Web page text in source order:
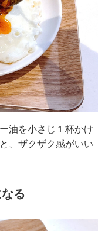
油を小さじ１杯かけ
、ザクザク感がいい
る